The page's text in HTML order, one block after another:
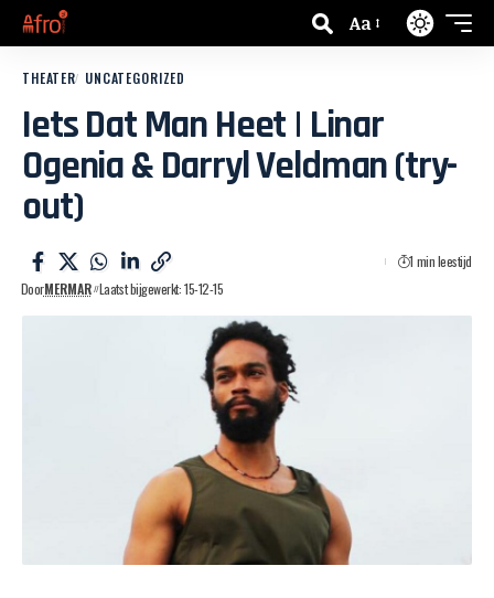
Aa
THEATER UNCATEGORIZED
Iets Dat Man Heet | Linar
Ogenia & Darryl Veldman (try-
out)
DoorMERMAR Laatst bijgewerkt: 15-12-15
1 min leestijd